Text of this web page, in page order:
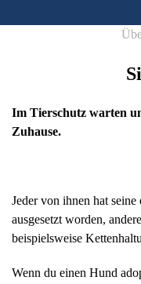
Im Tierschutz warten
Zuhause.
Jeder von ihnen hat
ausgesetzt worden,
beispielsweise
Wenn du einen Hund